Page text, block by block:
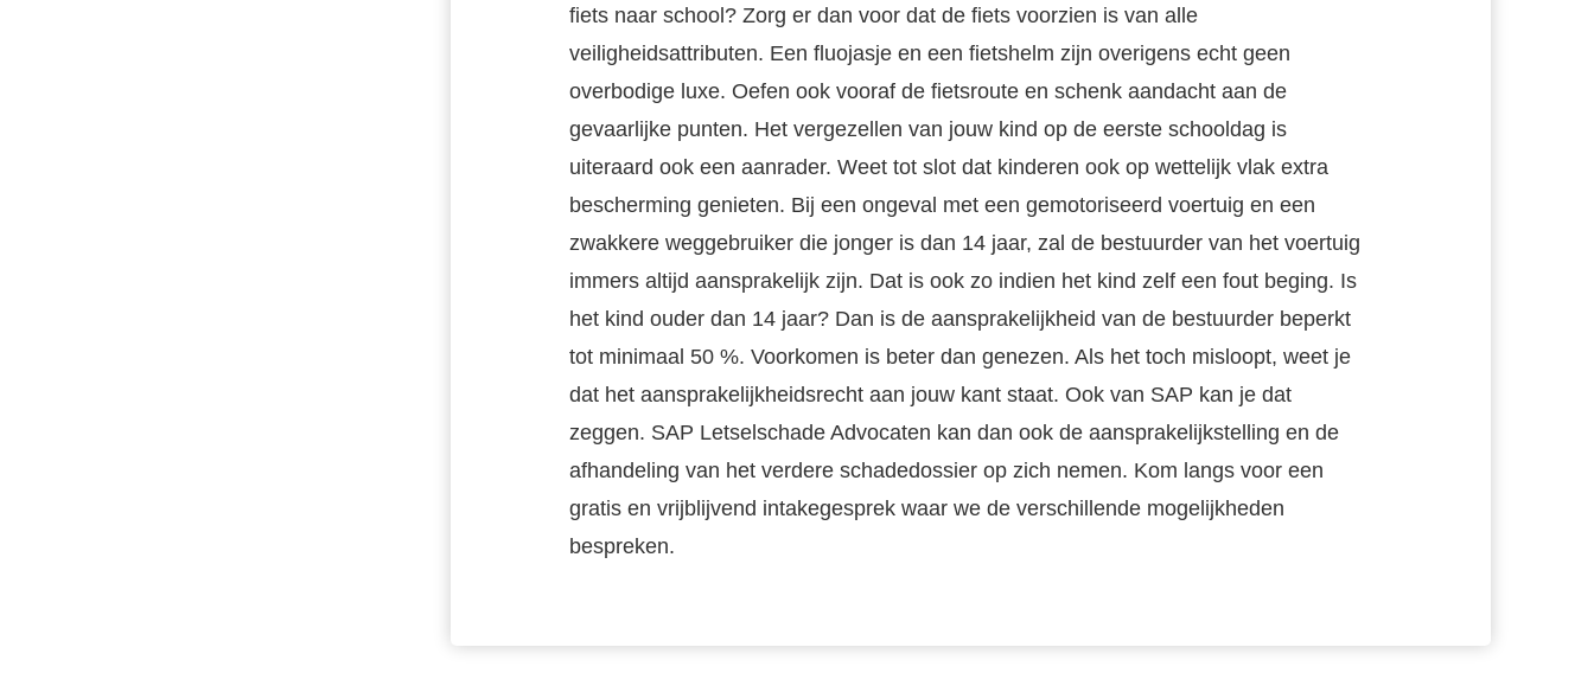
fiets naar school? Zorg er dan voor dat de fiets voorzien is van alle
veiligheidsattributen. Een fluojasje en een fietshelm zijn overigens echt geen
overbodige luxe. Oefen ook vooraf de fietsroute en schenk aandacht aan de
gevaarlijke punten. Het vergezellen van jouw kind op de eerste schooldag is
uiteraard ook een aanrader. Weet tot slot dat kinderen ook op wettelijk vlak extra
bescherming genieten. Bij een ongeval met een gemotoriseerd voertuig en een
zwakkere weggebruiker die jonger is dan 14 jaar, zal de bestuurder van het voertuig
immers altijd aansprakelijk zijn. Dat is ook zo indien het kind zelf een fout beging. Is
het kind ouder dan 14 jaar? Dan is de aansprakelijkheid van de bestuurder beperkt
tot minimaal 50 %. Voorkomen is beter dan genezen. Als het toch misloopt, weet je
dat het aansprakelijkheidsrecht aan jouw kant staat. Ook van SAP kan je dat
zeggen. SAP Letselschade Advocaten kan dan ook de aansprakelijkstelling en de
afhandeling van het verdere schadedossier op zich nemen. Kom langs voor een
gratis en vrijblijvend intakegesprek waar we de verschillende mogelijkheden
bespreken.